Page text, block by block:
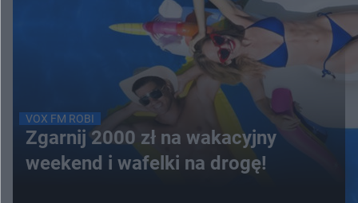
VOX FM ROBI
Zgarnij 2000 zł na wakacyjny
weekend i wafelki na drogę!